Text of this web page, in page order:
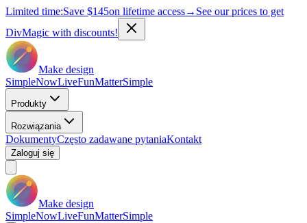
Limited time:Save $145on lifetime access→ See our prices to get
DivMagic with discounts!
Make design
SimpleNowLiveFunMatterSimple
Produkty
Rozwiązania
DokumentyCzęsto zadawane pytaniaKontakt
Zaloguj się
Make design
SimpleNowLiveFunMatterSimple